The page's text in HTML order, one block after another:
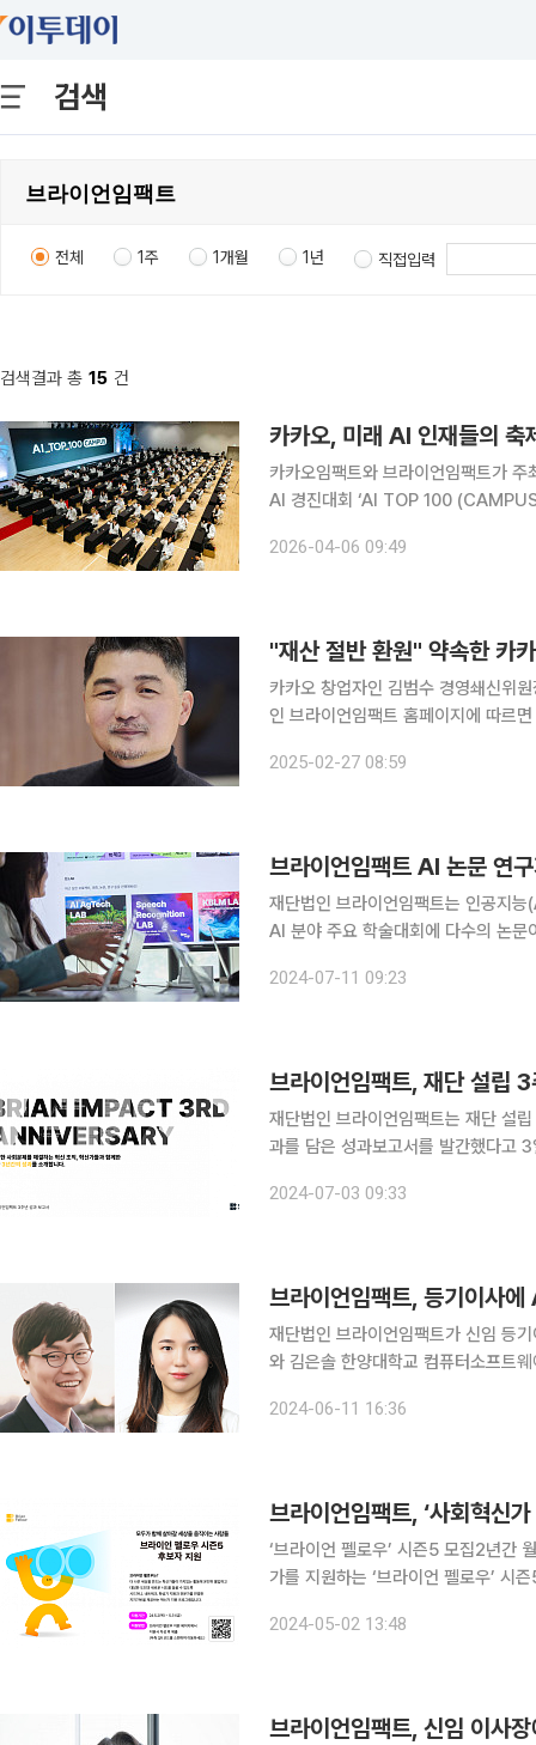
검색
전체 1주 1개월 1년 직접입력
검색결과 총 15 건
카카오, 미래 AI 인재들의
카카오임팩트와 브라이언임팩트가
AI 경진대회 ‘AI TOP 100
본 대회를 개최했다고 6일 밝혔다. 이
2026-04-06 09:49
"재산 절반 환원" 약속한 카
카카오 창업자인 김범수 경영쇄신위원장
인 브라이언임팩트 홈페이지에 따르면 김
지난해 12월 19일 카카오 주식 10만
2025-02-27 08:59
재단법인 브라이언임팩트는 인공지능
AI 분야 주요 학술대회에 다수의 논문
최한다. 브라이언임팩트는 제도
2024-07-11 09:23
브라이언임팩트, 재단 설립
재단법인 브라이언임팩트는 재단 설
과를 담은 성과보고서를 발간했다고 3일 밝혔다. 브라이언임팩트는 2021
기 위해 출범했다. 올해로 3주년을 맞
2024-07-03 09:33
브라이언임팩트, 등기이사에
재단법인 브라이언임팩트가 신임 등
와 김은솔 한양대학교 컴퓨터소프트웨어학부
김주호 교수와 김은솔 교수를 영입하
2024-06-11 16:36
브라이언임팩트, ‘사회혁신
‘브라이언 펠로우’ 시즌5 모집2년간 월 300만 활동비 지원
가를 지원하는 ‘브라이언 펠로우’ 시
펠로우는 소셜 벤처 기업인, 비영리
2024-05-02 13:48
브라이언임팩트, 신임 이사